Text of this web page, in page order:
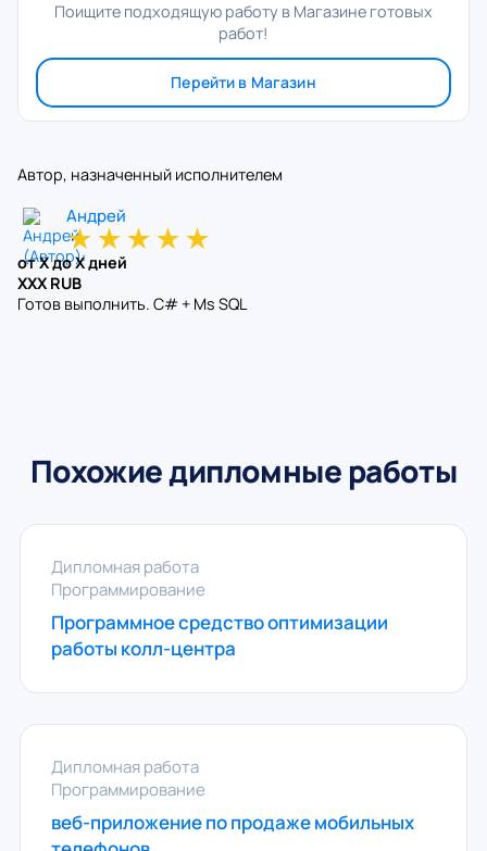
Поищите подходящую работу в Магазине готовых
работ!
Перейти в Магазин
Автор, назначенный исполнителем
Андрей
★★★★★
от X до X дней
XXX RUB
Готов выполнить. С# + Ms SQL
Похожие дипломные работы
Дипломная работа
Программирование
Программное средство оптимизации
работы колл-центра
Дипломная работа
Программирование
веб-приложение по продаже мобильных